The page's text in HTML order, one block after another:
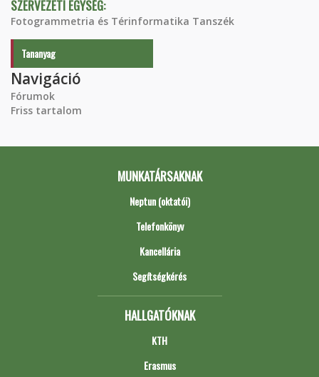
SZERVEZETI EGYSÉG:
Fotogrammetria és Térinformatika Tanszék
Tananyag
Navigáció
Fórumok
Friss tartalom
MUNKATÁRSAKNAK
Neptun (oktatói)
Telefonkönyv
Kancellária
Segítségkérés
HALLGATÓKNAK
KTH
Erasmus